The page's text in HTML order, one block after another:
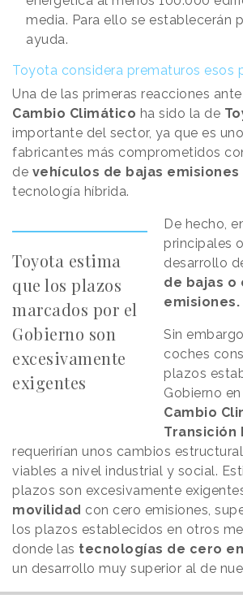
media. Para ello se establecerán
ayuda.
Toyota considera prematuros esos
Una de las primeras reacciones
Cambio Climático ha sido la de
importante del sector, ya que es
fabricantes más comprometidos
de vehículos de bajas emisiones
tecnología híbrida.
Toyota estima
que los plazos
marcados por el
Gobierno son
excesivamente
exigentes
De hecho,
principales
desarrollo
de bajas o
emisiones.
Sin
coches
plazos
Gobierno
Cambio
Transición
requerirían unos cambios
viables a nivel industrial y social.
plazos son excesivamente
movilidad con cero emisiones,
los plazos establecidos en otros
donde las tecnologías de cero
un desarrollo muy superior al de